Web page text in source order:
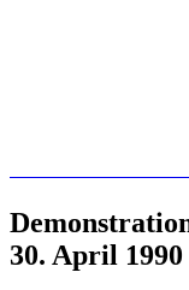
30. April